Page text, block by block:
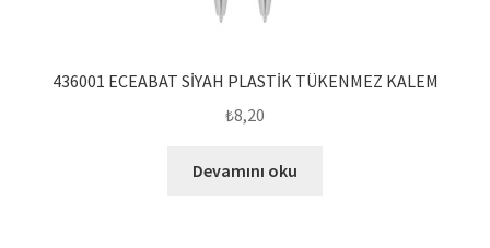
436001 ECEABAT SİYAH PLASTİK TÜKENMEZ KALEM
₺8,20
Devamını oku